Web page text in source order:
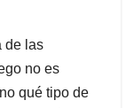
de las
no es
qué tipo de